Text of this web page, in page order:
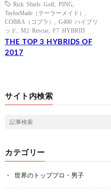
Rick Shiels Golf
PING
TaylorMade（テーラーメイド）
COBRA（コブラ）
G400 ハイブリ
ッド
M2 Rescue F7 HYBRID
THE TOP 3 HYBRIDS OF
2017
サイト内検索
カテゴリー
世界のトッププロ・男子